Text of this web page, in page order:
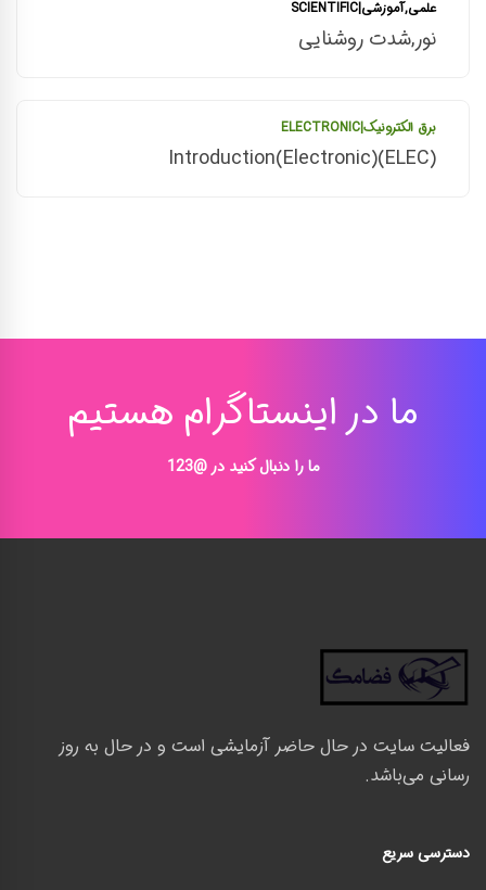
علمی,آموزشی|SCIENTIFIC
نور,شدت روشنایی
برق الکترونیک|ELECTRONIC
Introduction(Electronic)(ELEC)
ما در اینستاگرام هستیم
ما را دنبال کنید در @123
فعالیت سایت در حال حاضر آزمایشی است و در حال به روز
رسانی می‌باشد.
دسترسی سریع